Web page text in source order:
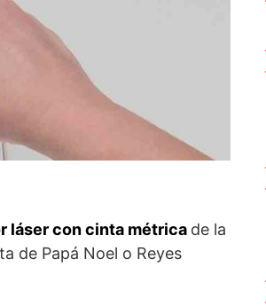
láser con cinta métrica de la
de Papá Noel o Reyes